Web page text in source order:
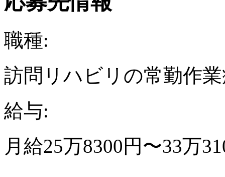
職種:
訪問リハビリの常勤作
給与:
月給25万8300円〜33